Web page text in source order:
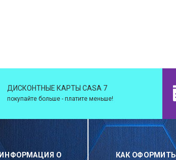
ДИСКОНТНЫЕ КАРТЫ CASA 7
покупайте больше - платите меньше!
ИНФОРМАЦИЯ О
КАК ОФОРМИТЬ